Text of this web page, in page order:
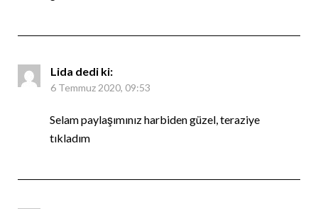
Lida dedi ki:
6 Temmuz 2020, 09:53
Selam paylaşımınız harbiden güzel, teraziye
tıkladım